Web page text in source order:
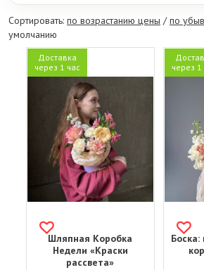
Сортировать: по возрастанию цены /по
умолчанию
Доставка
через 1 час
Шляпная Коробка
Недели «Краски
рассвета»
через 1